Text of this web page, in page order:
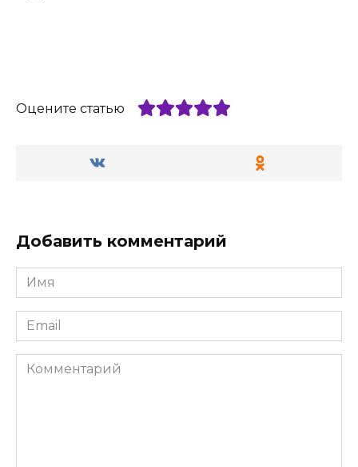
Оцените статью
Добавить комментарий
Имя
*
Email
*
Комментарий